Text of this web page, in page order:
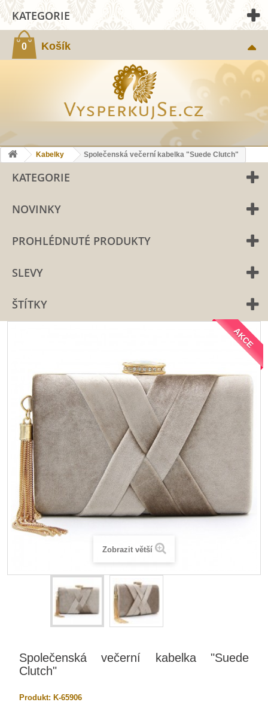
0 Košík
KATEGORIE
Kabelky Společenská večerní kabelka "Suede Clutch"
KATEGORIE
NOVINKY
PROHLÉDNUTÉ PRODUKTY
SLEVY
ŠTÍTKY
AKCE
Zobrazit větší
Společenská večerní kabelka "Suede
Clutch"
Produkt: K-65906